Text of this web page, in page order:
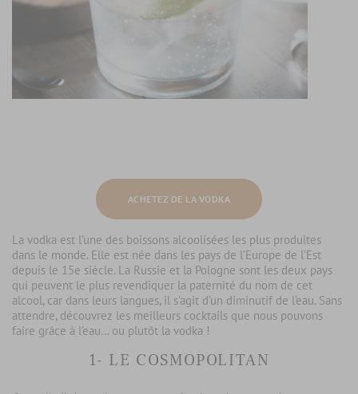
ACHETEZ DE LA VODKA
La vodka est l’une des boissons alcoolisées les plus produites
dans le monde. Elle est née dans les pays de l’Europe de l’Est
depuis le 15e siècle. La Russie et la Pologne sont les deux pays
qui peuvent le plus revendiquer la paternité du nom de cet
alcool, car dans leurs langues, il s’agit d’un diminutif de l’eau. Sans
attendre, découvrez les meilleurs cocktails que nous pouvons
faire grâce à l’eau… ou plutôt la vodka !
1- LE COSMOPOLITAN